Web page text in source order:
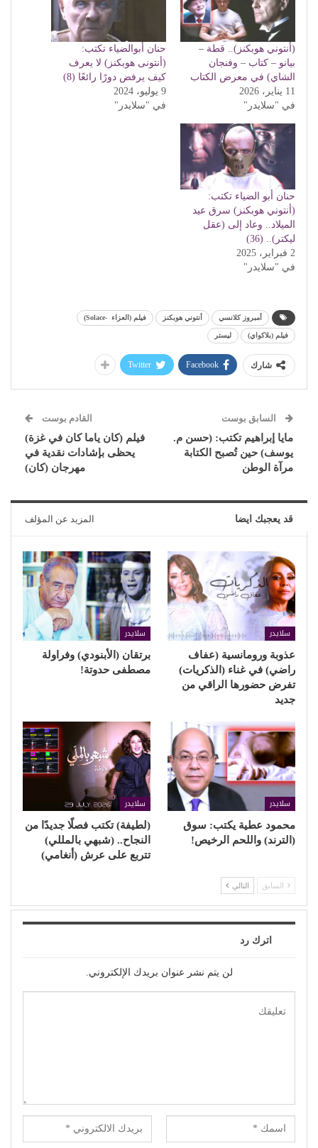
(أنتوني هوبكنز).. قطة –
بيانو – كتاب – وفنجان
الشاي) في معرض الكتاب
11 يناير، 2026
في "سلايدر"
حنان أبوالضياء تكتب:
(أنتونى هوبكنز) لا يعرف
كيف يرفض دورًا رائعًا (8)
9 يوليو، 2024
في "سلايدر"
حنان أبو الضياء تكتب:
(أنتوني هوبكنز) سرق عيد
الميلاد.. وعاد إلى (عقل
ليكتر).. (36)
2 فبراير، 2025
في "سلايدر"
أمبروز كلانسي أنتوني هوبكنز فيلم (العزاء -Solace)
فيلم (بلاكواي) ليستر
شارك Facebook
Twitter
السابق بوست
مايا إبراهيم تكتب: (حسن م.
يوسف) حين تُصبح الكتابة
مرآة الوطن
القادم بوست
فيلم (كان ياما كان في غزة)
يحظى بإشادات نقدية في
مهرجان (كان)
قد يعجبك ايضا المزيد عن المؤلف
سلايدر
عذوبة ورومانسية (عفاف
راضي) في غناء (الذكريات)
تفرض حضورها الراقي من
جديد
سلايدر
برتقان (الأبنودي) وفراولة
مصطفى حدوتة!
سلايدر
محمود عطية يكتب: سوق
(الترند) واللحم الرخيص!
سلايدر
(لطيفة) تكتب فصلًا جديدًا من
النجاح.. (شبهي بالمللي)
تتربع على عرش (أنغامي)
السابق التالي
اترك رد
لن يتم نشر عنوان بريدك الإلكتروني.